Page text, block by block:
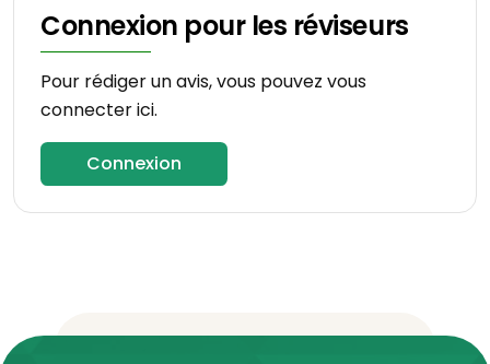
Connexion pour les réviseurs
Pour rédiger un avis, vous pouvez vous
connecter ici.
Connexion